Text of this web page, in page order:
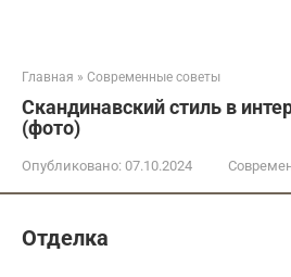
Главная » Современные советы
Скандинавский стиль в
(фото)
Опубликовано: 07.10.2024
Отделка